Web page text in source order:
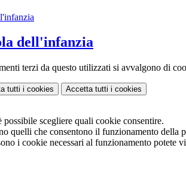
dell'infanzia
terzi da questo utilizzati si avvalgono di
tutti i cookies Accetta tutti i cookies
possibile scegliere quali cookie consentire.
quelli che consentono il funzionamento della
i cookie necessari al funzionamento potete